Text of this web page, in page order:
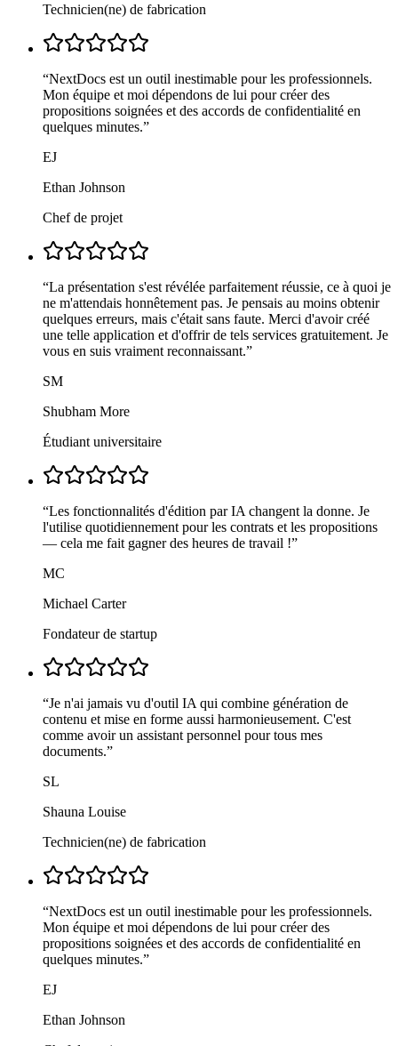
Technicien(ne) de fabrication
“NextDocs est un outil inestimable pour les professionnels.
Mon équipe et moi dépendons de lui pour créer des
propositions soignées et des accords de confidentialité en
quelques minutes.”
EJ
Ethan Johnson
Chef de projet
“La présentation s'est révélée parfaitement réussie, ce à quoi je
ne m'attendais honnêtement pas. Je pensais au moins obtenir
quelques erreurs, mais c'était sans faute. Merci d'avoir créé
une telle application et d'offrir de tels services gratuitement. Je
vous en suis vraiment reconnaissant.”
SM
Shubham More
Étudiant universitaire
“Les fonctionnalités d'édition par IA changent la donne. Je
l'utilise quotidiennement pour les contrats et les propositions
— cela me fait gagner des heures de travail !”
MC
Michael Carter
Fondateur de startup
“Je n'ai jamais vu d'outil IA qui combine génération de
contenu et mise en forme aussi harmonieusement. C'est
comme avoir un assistant personnel pour tous mes
documents.”
SL
Shauna Louise
Technicien(ne) de fabrication
“NextDocs est un outil inestimable pour les professionnels.
Mon équipe et moi dépendons de lui pour créer des
propositions soignées et des accords de confidentialité en
quelques minutes.”
EJ
Ethan Johnson